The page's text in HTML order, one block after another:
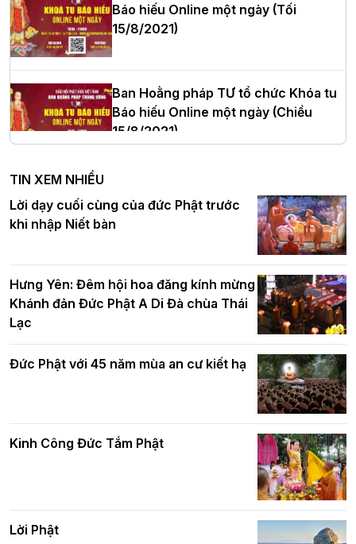
Thượng tọa Thích Tâm Chính được suy
cử tân Trưởng ban Trị sự GHPGVN tỉnh
Hà Nội: Tăng Ni Trường hạ Bồ Đề trang
nghiêm tác pháp Tiền an cư PL.2570 –
DL.2026
chúc mừng Phật đản BTS GHPGVN TP.
Hà Nội
Hơn 5.000 người tham dự diễu hành,
đô hòa bình và phát triển
Báo hiếu Online một ngày (Tối
15/8/2021)
Ban Hoằng pháp TƯ tổ chức Khóa tu
Báo hiếu Online một ngày (Chiều
15/8/2021)
Ban Hoằng pháp TƯ tổ chức Khóa tu
Báo hiếu Online một ngày (Sáng
15/8/2021)
Tinh thần yêu nước của Phật giáo
Phật giáo chính tín Phần 9: Giải thích
TIN XEM NHIỀU
Lời dạy cuối cùng của đức Phật trước
khi nhập Niết bàn
Hưng Yên: Đêm hội hoa đăng kính mừng
Khánh đản Đức Phật A Di Đà chùa Thái
Lạc
Đức Phật với 45 năm mùa an cư kiết hạ
Kinh Công Đức Tắm Phật
Lời Phật